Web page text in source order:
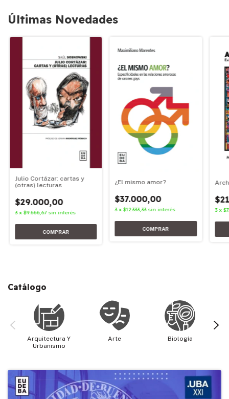
Últimas Novedades
Julio Cortázar: cartas y
(otras) lecturas
$29.000,00
3 x $9.666,67 sin interés
¿El mismo amor?
$37.000,00
3 x$12.333,33 sin interés 3 x
Catálogo
Arquitectura Y
Urbanismo
Arte Biología